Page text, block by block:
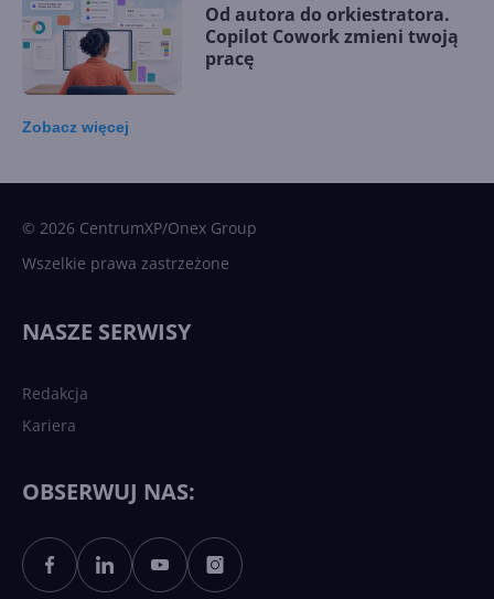
Od autora do orkiestratora.
Copilot Cowork zmieni twoją
pracę
Sztuczna inteligencja po
polsku. Dość barier
Zobacz więcej
© 2026 CentrumXP/Onex Group
Wszelkie prawa zastrzeżone
NASZE SERWISY
Redakcja
Kariera
OBSERWUJ NAS: